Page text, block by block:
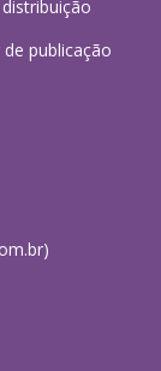
publicação